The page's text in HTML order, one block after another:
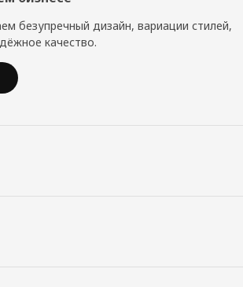
безупречный дизайн, вариации стилей,
качество.